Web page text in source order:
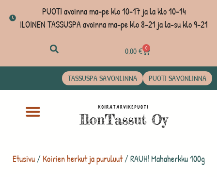
PUOTI avoinna ma-pe klo 10-17 ja la klo 10-14
ILOINEN TASSUSPA avoinna ma-pe klo 8-21 ja la-su klo 9-21
0,00€ 0
TASSUSPA SAVONLINNA PUOTI SAVONLINNA
Etusivu/Koirien herkut ja puruluut/ RAUH! Mahaherkku 100g